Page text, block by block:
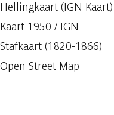
Hellingkaart (IGN Kaart)
Kaart 1950 / IGN
Stafkaart (1820-1866)
Open Street Map